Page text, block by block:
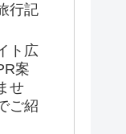
行記
ト広
案
せ
ご紹